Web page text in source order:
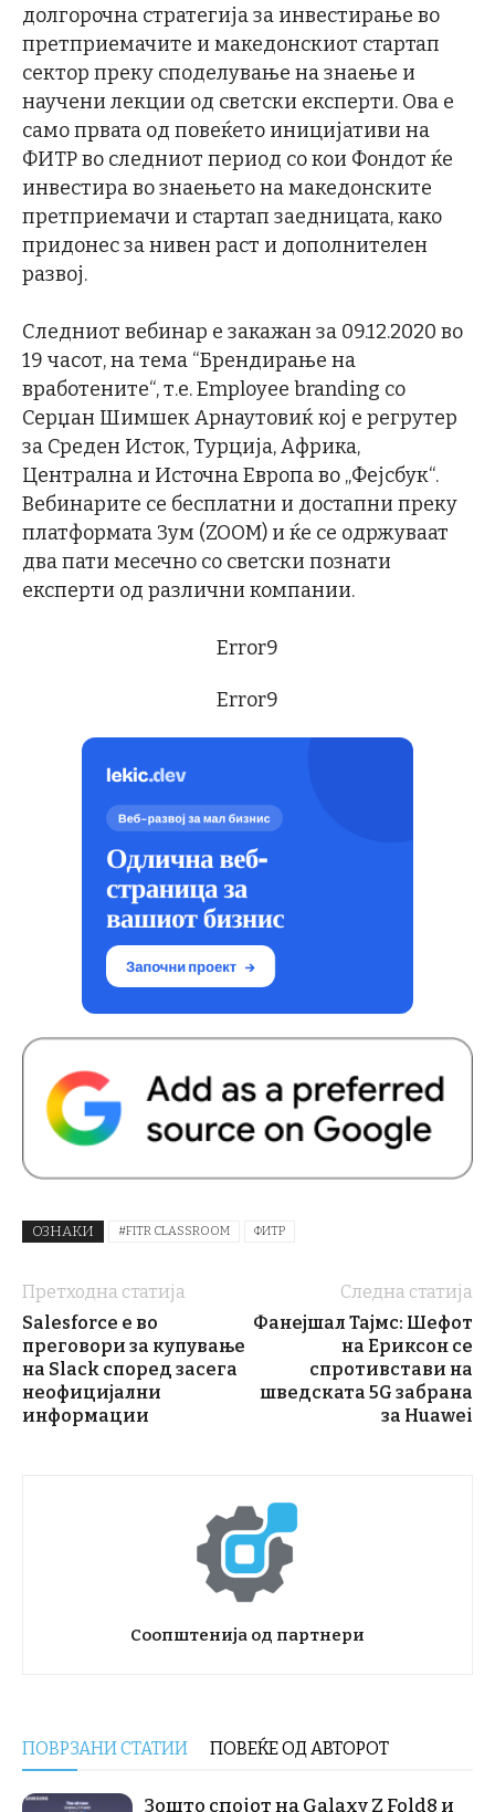
долгорочна стратегија за инвестирање во
претприемачите и македонскиот стартап
сектор преку споделување на знаење и
научени лекции од светски експерти. Ова е
само првата од повеќето иницијативи на
ФИТР во следниот период со кои Фондот ќе
инвестира во знаењето на македонските
претприемачи и стартап заедницата, како
придонес за нивен раст и дополнителен
развој.
Следниот вебинар е закажан за 09.12.2020 во
19 часот, на тема “Брендирање на
вработените“, т.е. Employee branding со
Серџан Шимшек Арнаутовиќ кој е регрутер
за Среден Исток, Турција, Африка,
Централна и Источна Европа во „Фејсбук“.
Вебинарите се бесплатни и достапни преку
платформата Зум (ZOOM) и ќе се одржуваат
два пати месечно со светски познати
експерти од различни компании.
Error9
Error9
ОЗНАКИ #FITR CLASSROOM ФИТР
Претходна статија
Salesforce е во
преговори за купување
на Slack според засега
неофицијални
информации
Следна статија
Фанејшал Тајмс: Шефот
на Ериксон се
спротивстави на
шведската 5G забрана
за Huawei
Соопштенија од партнери
ПОВРЗАНИ СТАТИИ ПОВЕЌЕ ОД АВТОРОТ
Зошто спојот на Galaxy Z Fold8 и